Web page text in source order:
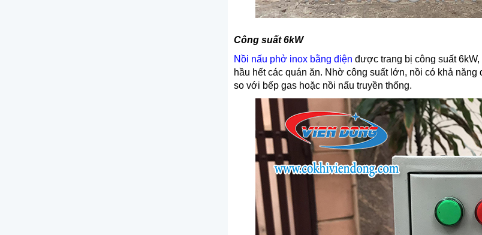
Công suất 6kW
Nồi nấu phở inox bằng điện được trang bị công suất
hầu hết các quán ăn. Nhờ công suất lớn, nồi có khả
so với bếp gas hoặc nồi nấu truyền thống.